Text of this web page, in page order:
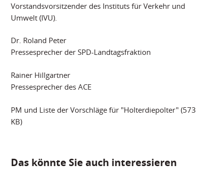
Vorstandsvorsitzender des Instituts für Verkehr und
Umwelt (IVU).
Dr. Roland Peter
Pressesprecher der SPD-Landtagsfraktion
Rainer Hillgartner
Pressesprecher des ACE
PM und Liste der Vorschläge für "Holterdiepolter" (573
KB)
Das könnte Sie auch interessieren